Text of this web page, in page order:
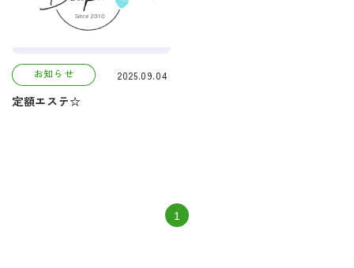
お知らせ 2025.09.04
定額エステ☆
1